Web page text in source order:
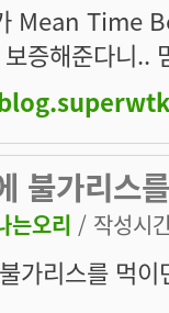
Mean Time
증해준다니..
불가리스를
는오리 / 작성시
가리스를 먹